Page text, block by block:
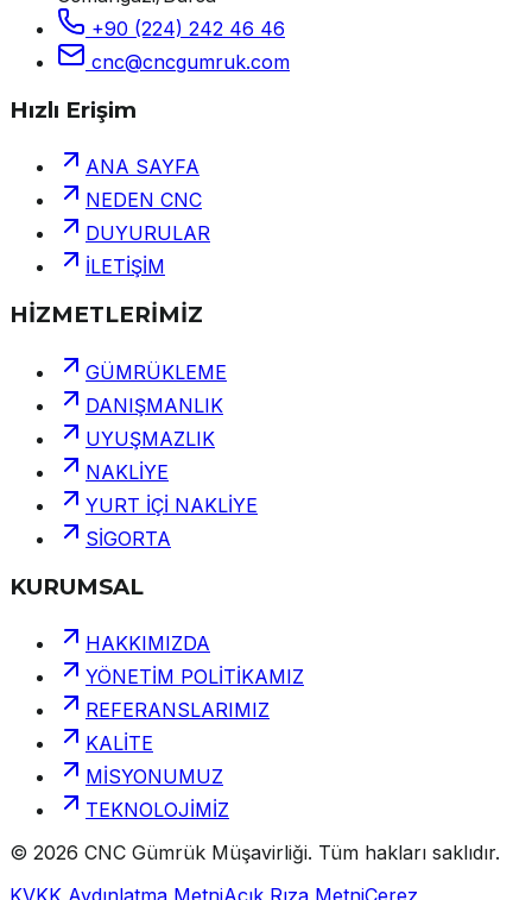
+90 (224) 242 46 46
cnc@cncgumruk.com
Hızlı Erişim
ANA SAYFA
NEDEN CNC
DUYURULAR
İLETİŞİM
HİZMETLERİMİZ
GÜMRÜKLEME
DANIŞMANLIK
UYUŞMAZLIK
NAKLİYE
YURT İÇİ NAKLİYE
SİGORTA
KURUMSAL
HAKKIMIZDA
YÖNETİM POLİTİKAMIZ
REFERANSLARIMIZ
KALİTE
MİSYONUMUZ
TEKNOLOJİMİZ
© 2026 CNC Gümrük Müşavirliği. Tüm hakları saklıdır.